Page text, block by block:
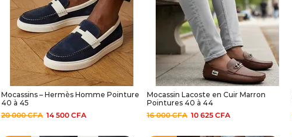
Mocassins – Hermès Homme Pointure
40 à 45
20 000CFA 14 500 CFA
Mocassin Lacoste en Cuir Marron
Pointures 40 à 44
16 000CFA 10 625 CFA